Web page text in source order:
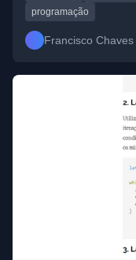
programação
Francisco Chaves